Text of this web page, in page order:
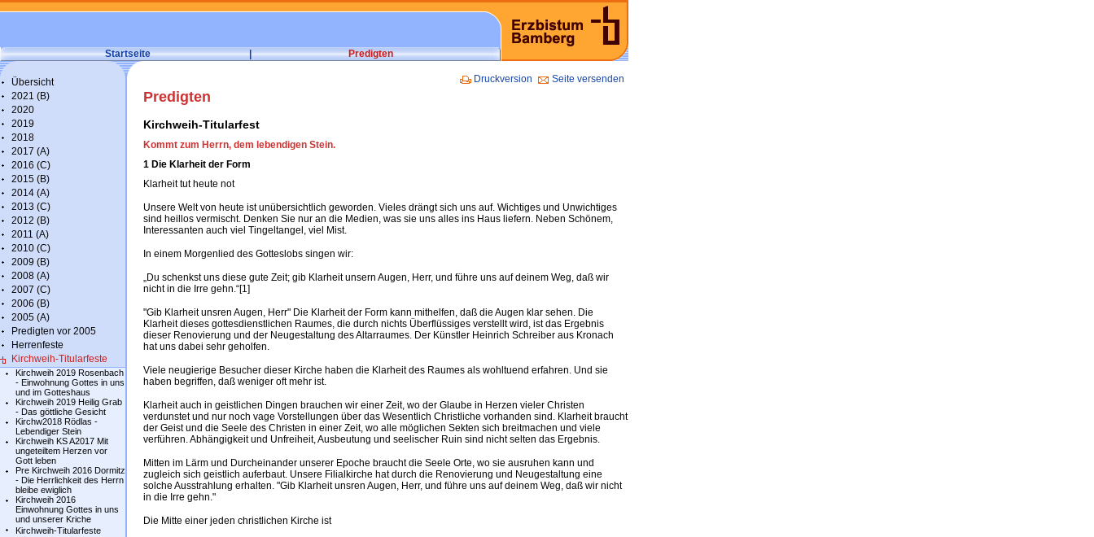
Startseite | Predigten
Übersicht
2021 (B)
2020
2019
2018
2017 (A)
2016 (C)
2015 (B)
2014 (A)
2013 (C)
2012 (B)
2011 (A)
2010 (C)
2009 (B)
2008 (A)
2007 (C)
2006 (B)
2005 (A)
Predigten vor 2005
Herrenfeste
Kirchweih-Titularfeste
Kirchweih 2019 Rosenbach
- Einwohnung Gottes in uns
und im Gotteshaus
Kirchweih 2019 Heilig Grab
- Das göttliche Gesicht
Kirchw2018 Rödlas -
Lebendiger Stein
Kirchweih KS A2017 Mit
ungeteiltem Herzen vor
Gott leben
Pre Kirchweih 2016 Dormitz
- Die Herrlichkeit des Herrn
bleibe ewiglich
Kirchweih 2016
Einwohnung Gottes in uns
und unserer Kriche
Kirchweih-Titularfeste
Druckversion Seite versenden
Predigten
Kirchweih-Titularfest
Kommt zum Herrn, dem lebendigen Stein.
1 Die Klarheit der Form
Klarheit tut heute not
Unsere Welt von heute ist unübersichtlich geworden. Vieles drängt sich uns auf. Wichtiges und Unwichtiges
sind heillos vermischt. Denken Sie nur an die Medien, was sie uns alles ins Haus liefern. Neben Schönem,
Interessanten auch viel Tingeltangel, viel Mist.
In einem Morgenlied des Gotteslobs singen wir:
„Du schenkst uns diese gute Zeit; gib Klarheit unsern Augen, Herr, und führe uns auf deinem Weg, daß wir
nicht in die Irre gehn.“[1]
"Gib Klarheit unsren Augen, Herr" Die Klarheit der Form kann mithelfen, daß die Augen klar sehen. Die
Klarheit dieses gottesdienstlichen Raumes, die durch nichts Überflüssiges verstellt wird, ist das Ergebnis
dieser Renovierung und der Neugestaltung des Altarraumes. Der Künstler Heinrich Schreiber aus Kronach
hat uns dabei sehr geholfen.
Viele neugierige Besucher dieser Kirche haben die Klarheit des Raumes als wohltuend erfahren. Und sie
haben begriffen, daß weniger oft mehr ist.
Klarheit auch in geistlichen Dingen brauchen wir einer Zeit, wo der Glaube in Herzen vieler Christen
verdunstet und nur noch vage Vorstellungen über das Wesentlich Christliche vorhanden sind. Klarheit braucht
der Geist und die Seele des Christen in einer Zeit, wo alle möglichen Sekten sich breitmachen und viele
verführen. Abhängigkeit und Unfreiheit, Ausbeutung und seelischer Ruin sind nicht selten das Ergebnis.
Mitten im Lärm und Durcheinander unserer Epoche braucht die Seele Orte, wo sie ausruhen kann und
zugleich sich geistlich auferbaut. Unsere Filialkirche hat durch die Renovierung und Neugestaltung eine
solche Ausstrahlung erhalten. "Gib Klarheit unsren Augen, Herr, und führe uns auf deinem Weg, daß wir nicht
in die Irre gehn."
Die Mitte einer jeden christlichen Kirche ist